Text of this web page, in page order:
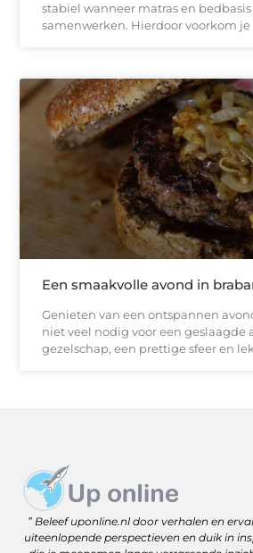
stabiel wanneer matras en
samenwerken. Hierdoor voorkom je
Een smaakvolle avond in
Genieten van een ontspannen
niet veel nodig voor een geslaagde
gezelschap, een prettige sfeer en
” Beleef uponline.nl door verhalen en
uiteenlopende perspectieven en duik in